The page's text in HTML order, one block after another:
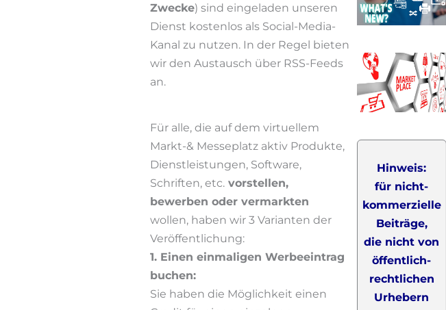
Zwecke) sind eingeladen unseren
Dienst kostenlos als Social-Media-
Kanal zu nutzen. In der Regel bieten
wir den Austausch über RSS-Feeds
an.
Für alle, die auf dem virtuellem
Markt-& Messeplatz aktiv Produkte,
Dienstleistungen, Software,
Schriften, etc. vorstellen,
bewerben oder vermarkten
wollen, haben wir 3 Varianten der
Veröffentlichung:
1. Einen einmaligen Werbeeintrag
buchen:
Sie haben die Möglichkeit einen
Hinweis:
für nicht-
kommerzielle
Beiträge,
die nicht von
öffentlich-
rechtlichen
Urhebern